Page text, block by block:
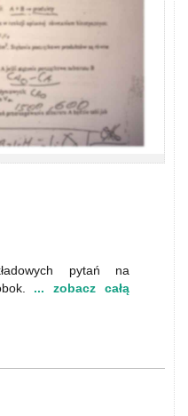
pytań na
... zobacz całą